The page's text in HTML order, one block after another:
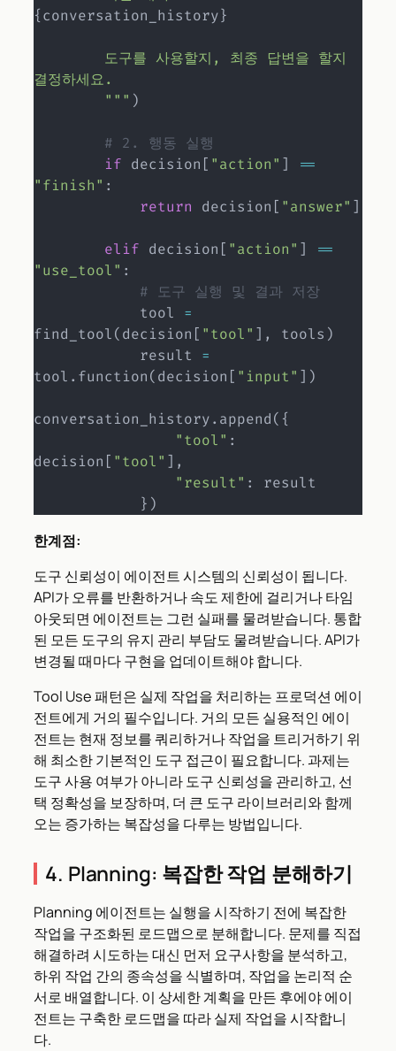
{conversation_history}
결정하세요.
        """
)
# 2. 행동 실행
if decision [ "action" ]
==
"finish" :
return decision [ "answer" ]
elif decision [ "action" ]
==
"use_tool" :
# 도구 실행 및 결과 저장
            tool
=
find_tool(decision [ "tool" ] , tools )
            result
=
tool . function(decision [ "input" ] )
conversation_history. append( {
"tool" :
decision [ "tool" ] ,
"result" :
result
} )
한계점:
도구 신뢰성이 에이전트 시스템의 신뢰성이 됩니다.
API가 오류를 반환하거나 속도 제한에 걸리거나 타임
아웃되면 에이전트는 그런 실패를 물려받습니다. 통합
된 모든 도구의 유지 관리 부담도 물려받습니다. API가
변경될 때마다 구현을 업데이트해야 합니다.
Tool Use 패턴은 실제 작업을 처리하는 프로덕션 에이
전트에게 거의 필수입니다. 거의 모든 실용적인 에이
전트는 현재 정보를 쿼리하거나 작업을 트리거하기 위
해 최소한 기본적인 도구 접근이 필요합니다. 과제는
도구 사용 여부가 아니라 도구 신뢰성을 관리하고, 선
택 정확성을 보장하며, 더 큰 도구 라이브러리와 함께
오는 증가하는 복잡성을 다루는 방법입니다.
4. Planning: 복잡한 작업 분해하기
Planning 에이전트는 실행을 시작하기 전에 복잡한
작업을 구조화된 로드맵으로 분해합니다. 문제를 직접
해결하려 시도하는 대신 먼저 요구사항을 분석하고,
하위 작업 간의 종속성을 식별하며, 작업을 논리적 순
서로 배열합니다. 이 상세한 계획을 만든 후에야 에이
전트는 구축한 로드맵을 따라 실제 작업을 시작합니
다.